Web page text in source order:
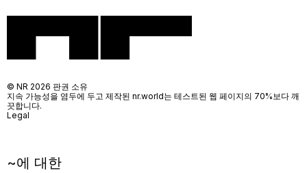
~에 대한
© NR 2026 판권 소유
지속 가능성을 염두에 두고 제작된 nr.world는 테스트된 웹 페이지의 70%보다 깨
끗합니다.
Legal